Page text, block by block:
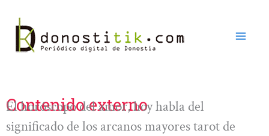
contenido
Contenido externo
El horóscopo del amor, hoy habla del
significado de los arcanos mayores tarot de